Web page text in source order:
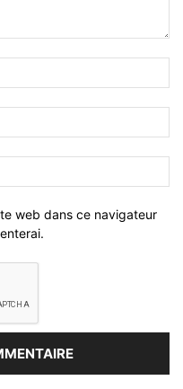
web dans ce navigateur